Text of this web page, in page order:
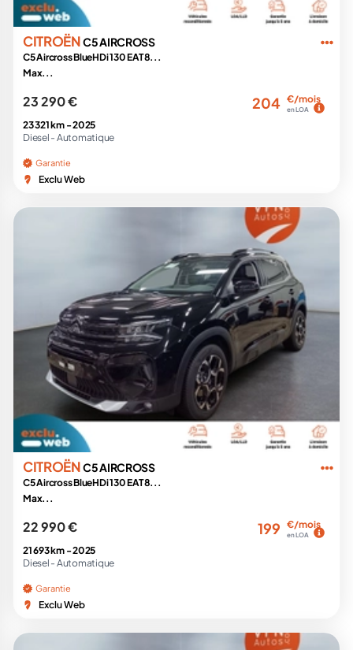
CITROËNC5 AIRCROSS
C5 Aircross BlueHDi 130 EAT8...
Max...
23 290 € 204 €/mois
en LOA
23 321 km -2025
Diesel - Automatique
Garantie
Exclu Web
CITROËNC5 AIRCROSS
C5 Aircross BlueHDi 130 EAT8...
Max...
22 990 € 199 €/mois
en LOA
21 693 km -2025
Diesel - Automatique
Garantie
Exclu Web